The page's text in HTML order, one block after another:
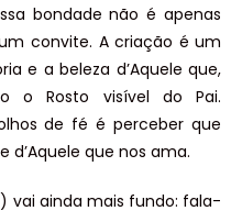
bondade não é apenas
convite. A criação é um
e a beleza d’Aquele que,
o Rosto visível do Pai.
de fé é perceber que
d’Aquele que nos ama.
vai ainda mais fundo: fala-